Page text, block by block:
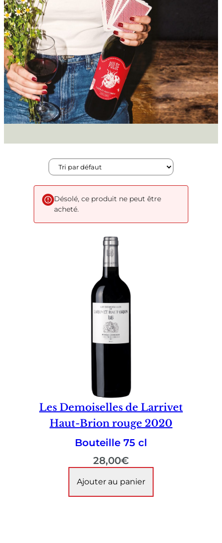
Désolé, ce produit ne peut être
acheté.
Les Demoiselles de Larrivet
Haut-Brion rouge 2020
Bouteille 75 cl
28,00€
Ajouter au panier